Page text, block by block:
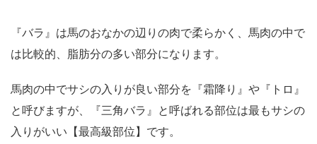
『バラ』は馬のおなかの辺りの肉で柔らかく、馬肉の中で
は比較的、脂肪分の多い部分になります。
馬肉の中でサシの入りが良い部分を『霜降り』や『トロ』
と呼びますが、『三角バラ』と呼ばれる部位は最もサシの
入りがいい【最高級部位】です。